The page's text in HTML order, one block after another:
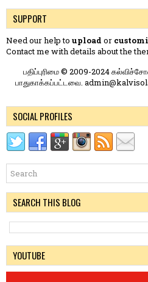
SUPPORT
Need our help to upload or
Contact me with details about the
பதிப்புரிமை © 2009-2024
பாதுகாக்கப்பட்டவை.
SOCIAL PROFILES
SEARCH THIS BLOG
YOUTUBE